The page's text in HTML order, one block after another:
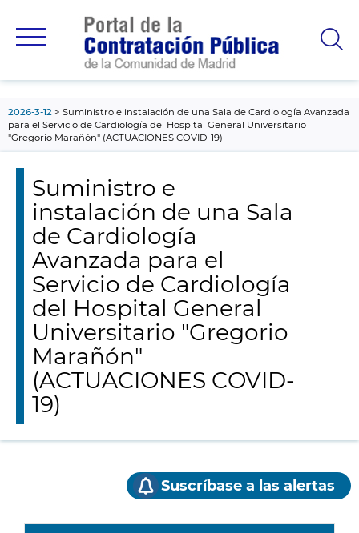
principal
2026-3-12
Suministro e instalación de una Sala de Cardiología Avanzada
para el Servicio de Cardiología del Hospital General Universitario
"Gregorio Marañón" (ACTUACIONES COVID-19)
Suministro e
instalación de una Sala
de Cardiología
Avanzada para el
Servicio de Cardiología
del Hospital General
Universitario "Gregorio
Marañón"
(ACTUACIONES COVID-
19)
Suscríbase a las alertas